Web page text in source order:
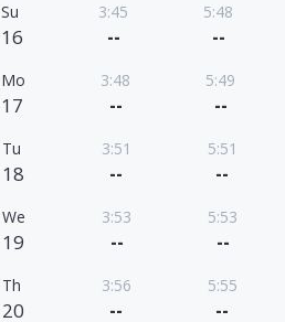
Su
16
3:45
--
5:48
--
Mo
17
3:48
--
5:49
--
Tu
18
3:51
--
5:51
--
We
19
3:53
--
5:53
--
Th
20
3:56
--
5:55
--